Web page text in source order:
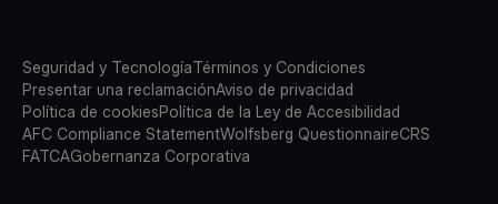
Seguridad y TecnologíaTérminos y Condiciones
Presentar una reclamaciónAviso de privacidad
Política de cookiesPolítica de la Ley de Accesibilidad
AFC Compliance StatementWolfsberg QuestionnaireCRS
FATCAGobernanza Corporativa